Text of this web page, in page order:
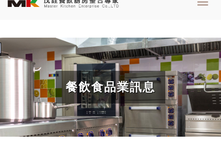
餐飲食品業訊息